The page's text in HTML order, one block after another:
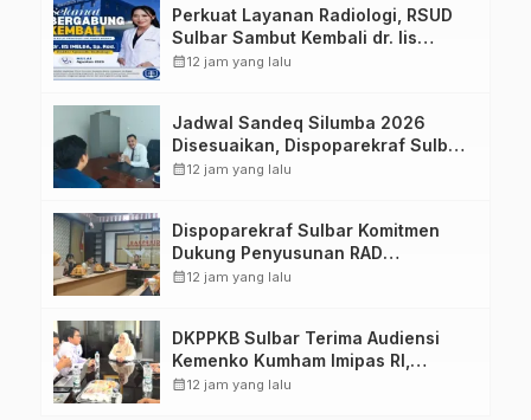
Perkuat Layanan Radiologi, RSUD
Sulbar Sambut Kembali dr. Iis
Imelda, Sp.Rad
calendar_month12 jam yang lalu
Jadwal Sandeq Silumba 2026
Disesuaikan, Dispoparekraf Sulbar
Pastikan Persiapan Tetap
calendar_month12 jam yang lalu
Dispoparekraf Sulbar Komitmen
Dukung Penyusunan RAD
TPB/SDGs Sulawesi Barat
calendar_month12 jam yang lalu
DKPPKB Sulbar Terima Audiensi
Kemenko Kumham Imipas RI,
Perkuat Pelayanan Kesehatan bagi
calendar_month12 jam yang lalu